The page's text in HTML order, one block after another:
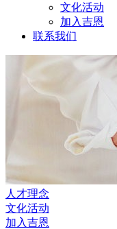
文化活动
加入吉恩
联系我们
人才理念
文化活动
加入吉恩